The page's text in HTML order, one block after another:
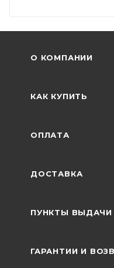
О КОМПАНИИ
КАК КУПИТЬ
ОПЛАТА
ДОСТАВКА
ПУНКТЫ ВЫДАЧИ
ГАРАНТИИ И